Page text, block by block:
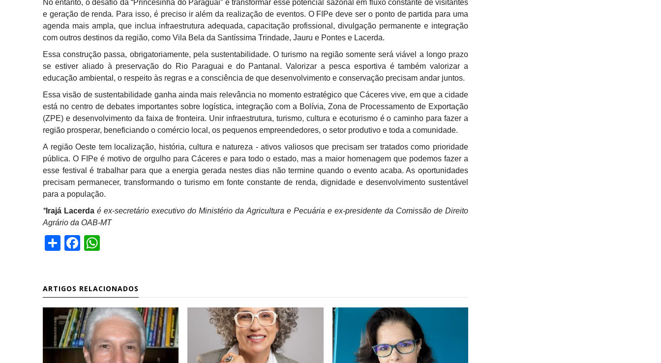
No entanto, o desafio da “Princesinha do Paraguai” é transformar esse potencial sazonal em fluxo constante de visitantes
e geração de renda. Para isso, é preciso ir além da realização de eventos. O FIPe deve ser o ponto de partida para uma
agenda mais ampla, que inclua infraestrutura adequada, capacitação profissional, divulgação permanente e integração
com outros destinos da região, como Vila Bela da Santíssima Trindade, Jauru e Pontes e Lacerda.
Essa construção passa, obrigatoriamente, pela sustentabilidade. O turismo na região somente será viável a longo prazo
se estiver aliado à preservação do Rio Paraguai e do Pantanal. Valorizar a pesca esportiva é também valorizar a
educação ambiental, o respeito às regras e a consciência de que desenvolvimento e conservação precisam andar juntos.
Essa visão de sustentabilidade ganha ainda mais relevância no momento estratégico que Cáceres vive, em que a cidade
está no centro de debates importantes sobre logística, integração com a Bolívia, Zona de Processamento de Exportação
(ZPE) e desenvolvimento da faixa de fronteira. Unir infraestrutura, turismo, cultura e ecoturismo é o caminho para fazer a
região prosperar, beneficiando o comércio local, os pequenos empreendedores, o setor produtivo e toda a comunidade.
A região Oeste tem localização, história, cultura e natureza - ativos valiosos que precisam ser tratados como prioridade
pública. O FIPe é motivo de orgulho para Cáceres e para todo o estado, mas a maior homenagem que podemos fazer a
esse festival é trabalhar para que a energia gerada nestes dias não termine quando o evento acaba. As oportunidades
precisam permanecer, transformando o turismo em fonte constante de renda, dignidade e desenvolvimento sustentável
para a população.
*Irajá Lacerda é ex-secretário executivo do Ministério da Agricultura e Pecuária e ex-presidente da Comissão de Direito
Agrário da OAB-MT
ShareFacebook
ARTIGOS RELACIONADOS